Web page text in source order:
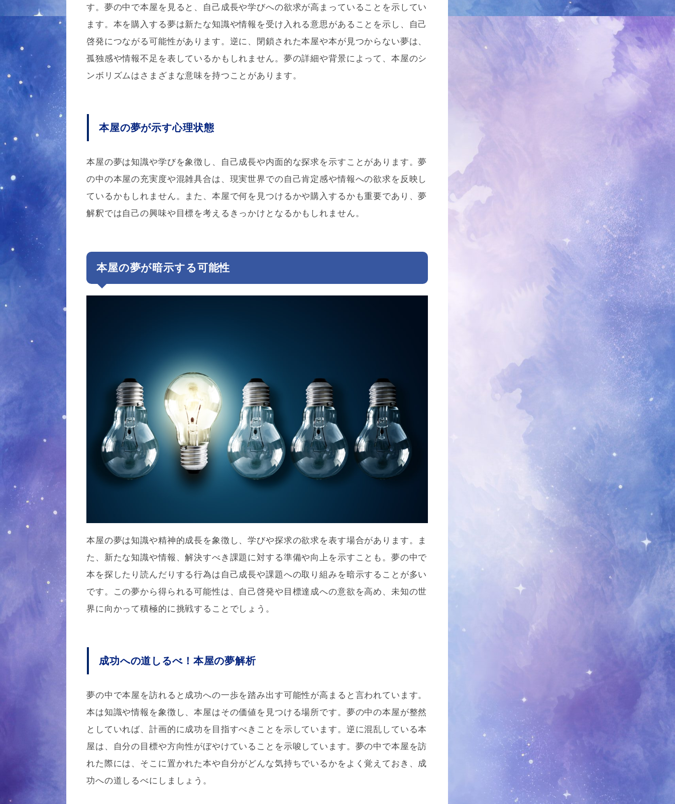
す。夢の中で本屋を見ると、自己成長や学びへの欲求が高まっていることを示してい
ます。本を購入する夢は新たな知識や情報を受け入れる意思があることを示し、自己
啓発につながる可能性があります。逆に、閉鎖された本屋や本が見つからない夢は、
孤独感や情報不足を表しているかもしれません。夢の詳細や背景によって、本屋のシ
ンボリズムはさまざまな意味を持つことがあります。
本屋の夢が示す心理状態
本屋の夢は知識や学びを象徴し、自己成長や内面的な探求を示すことがあります。夢
の中の本屋の充実度や混雑具合は、現実世界での自己肯定感や情報への欲求を反映し
ているかもしれません。また、本屋で何を見つけるかや購入するかも重要であり、夢
解釈では自己の興味や目標を考えるきっかけとなるかもしれません。
本屋の夢が暗示する可能性
本屋の夢は知識や精神的成長を象徴し、学びや探求の欲求を表す場合があります。ま
た、新たな知識や情報、解決すべき課題に対する準備や向上を示すことも。夢の中で
本を探したり読んだりする行為は自己成長や課題への取り組みを暗示することが多い
です。この夢から得られる可能性は、自己啓発や目標達成への意欲を高め、未知の世
界に向かって積極的に挑戦することでしょう。
成功への道しるべ！本屋の夢解析
夢の中で本屋を訪れると成功への一歩を踏み出す可能性が高まると言われています。
本は知識や情報を象徴し、本屋はその価値を見つける場所です。夢の中の本屋が整然
としていれば、計画的に成功を目指すべきことを示しています。逆に混乱している本
屋は、自分の目標や方向性がぼやけていることを示唆しています。夢の中で本屋を訪
れた際には、そこに置かれた本や自分がどんな気持ちでいるかをよく覚えておき、成
功への道しるべにしましょう。